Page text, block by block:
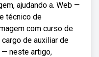
ajudando a. Web —
técnico de
com curso de
de auxiliar de
neste artigo,